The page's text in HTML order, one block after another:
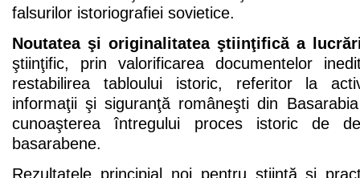
falsurilor istoriografiei sovietice.
Noutatea şi originalitatea ştiinţifică a
ştiinţific, prin valorificarea documentelor
restabilirea tabloului istoric, referitor la
informaţii şi siguranţă româneşti din
cunoaşterea întregului proces istoric de
basarabene.
Rezultatele principial noi pentru ştiinţă şi